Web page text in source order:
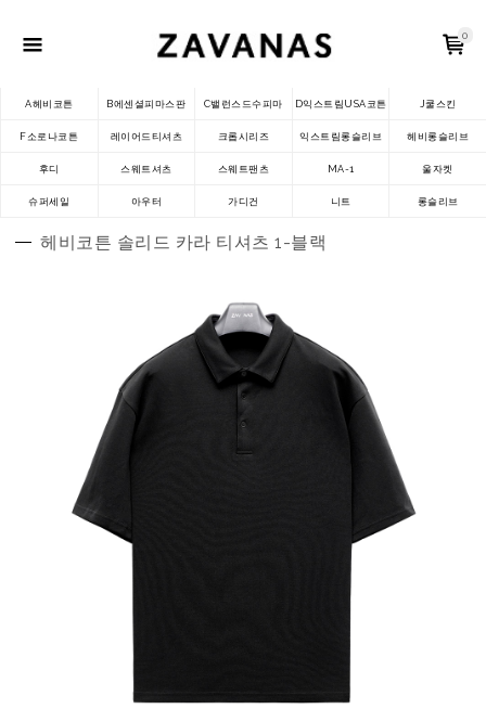
0
A헤비코튼 B에센셜피마스판 C밸런스드수피마 D익스트림USA코튼 J쿨스킨
F소로나코튼 레이어드티셔츠 크롭시리즈 익스트림롱슬리브 헤비롱슬리브
후디 스웨트셔츠 스웨트팬츠 MA-1 울자켓
슈퍼세일 아우터 가디건 니트 롱슬리브
헤비코튼 솔리드 카라 티셔츠 1-블랙